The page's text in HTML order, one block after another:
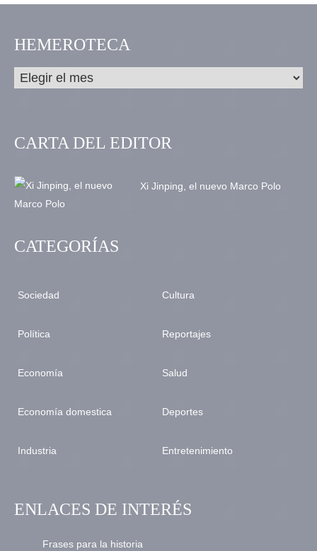
HEMEROTECA
CARTA DEL EDITOR
Xi Jinping, el nuevo Marco Polo
CATEGORÍAS
Sociedad
Política
Economía
Economía domestica
Industria
Cultura
Reportajes
Salud
Deportes
Entretenimiento
ENLACES DE INTERÉS
Frases para la historia